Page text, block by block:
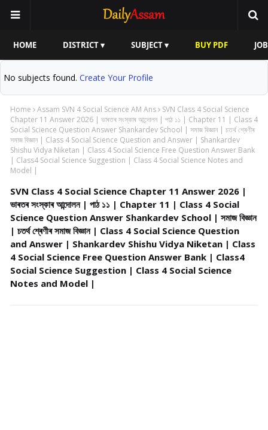
HOME DISTRICT ▾ SUBJECT ▾ BUY PDF
No subjects found. Create Your Profile
Home Assam SVN 4 Social Science AM Ans
SVN Class 4 Social Science
Chapter 11 Answer 2026 | ভাৰতৰ সংস্কাৰ আন্দোলন | পাঠ ১১ | Chapter 11 | Class 4
Social Science Question Answer Shankardev School | সমাজ বিজ্ঞান | চতৰ্থ শ্ৰেণীৰ
সমাজ বিজ্ঞান | Class 4 Social Science Question and Answer | Shankardev
Shishu Vidya Niketan | Class 4 Social Science Free Question Answer Bank
| Class4 Social Science Suggestion | Class 4 Social Science Notes and
Model |
SVN Class 4 Social Science Chapter 11 Answer 2026 |
ভাৰতৰ সংস্কাৰ আন্দোলন | পাঠ ১১ | Chapter 11 | Class 4 Social
Science Question Answer Shankardev School | সমাজ বিজ্ঞান
| চতৰ্থ শ্ৰেণীৰ সমাজ বিজ্ঞান | Class 4 Social Science Question
and Answer | Shankardev Shishu Vidya Niketan | Class
4 Social Science Free Question Answer Bank | Class4
Social Science Suggestion | Class 4 Social Science
Notes and Model |